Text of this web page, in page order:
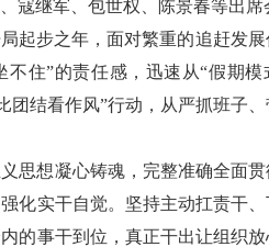
寇继军、包世权、陈景春等出席
起步之年，面对繁重的追赶发
住”的责任感，迅速从“假期模
团结看作风”行动，从严抓班子
思想凝心铸魂，完整准确全面
化实干自觉。坚持主动扛责干
的事干到位，真正干出让组织